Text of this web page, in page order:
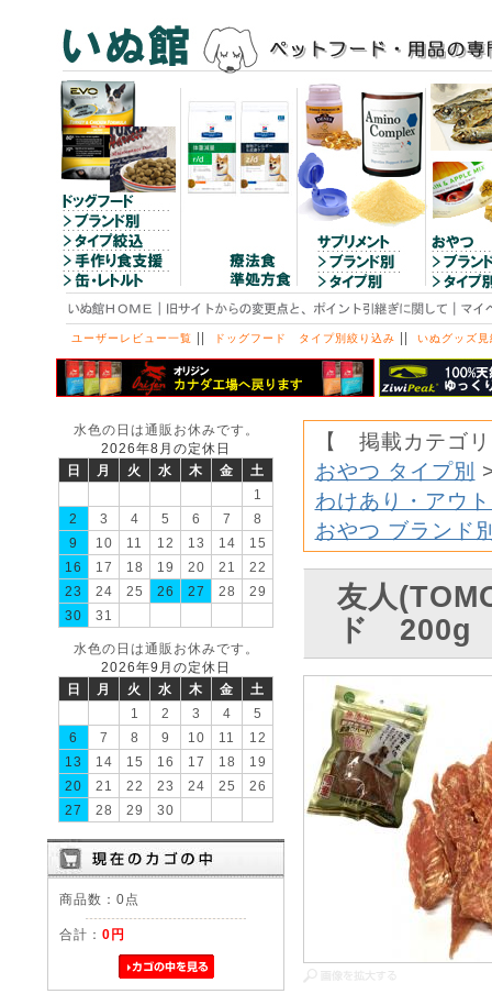
ユーザーレビュー一覧 || ドッグフード タイプ別絞り込み || いぬグッズ見
水色の日は通販お休みです。
2026年8月の定休日
日
月 火 水 木 金
土
1
2
3 4 5 6 7
8
9
10 11 12 13 14
15
16
17 18 19 20 21
22
23
24 25 26 27 28
29
30
31
水色の日は通販お休みです。
2026年9月の定休日
日
月 火 水 木 金
土
1
2 3 4
5
6
7 8 9 10 11
12
13
14 15 16 17 18
19
20
21 22 23 24 25
26
27
28 29 30
商品数：0点
合計： 0円
【 掲載カテゴ
おやつ タイプ別
わけあり・アウ
おやつ ブランド
友人
ド 200g